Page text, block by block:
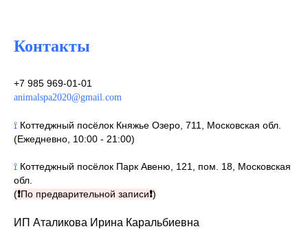
Контакты
+7 985 969-01-01
animalspa2020@gmail.com
⟟ Коттеджный посёлок Княжье Озеро, 711, Московская обл.
(Ежедневно, 10:00 - 21:00)
⟟ Коттеджный посёлок Парк Авеню, 121, пом. 18, Московская
обл.
(❗По предварительной записи❗)
ИП Аталикова Ирина Каральбиевна